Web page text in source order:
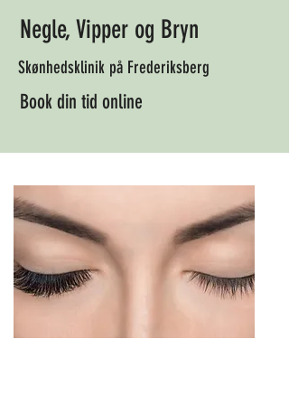
Negle, Vipper og Bryn
Skønhedsklinik på Frederiksberg
Book din tid online